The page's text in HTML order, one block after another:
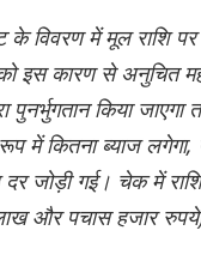
विवरण में मूल राशि
इस कारण से अनुचित
पुनर्भुगतान किया जाएगा
में कितना ब्याज लगेगा,
जोड़ी गई। चेक में राशि
और पचास हजार